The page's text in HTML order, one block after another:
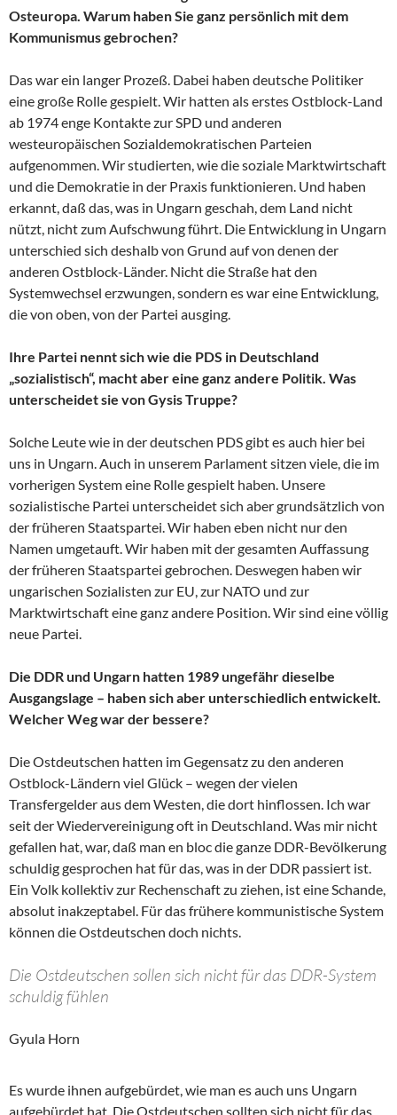
Osteuropa. Warum haben Sie ganz persönlich mit dem
Kommunismus gebrochen?
Das war ein langer Prozeß. Dabei haben deutsche Politiker
eine große Rolle gespielt. Wir hatten als erstes Ostblock-Land
ab 1974 enge Kontakte zur SPD und anderen
westeuropäischen Sozialdemokratischen Parteien
aufgenommen. Wir studierten, wie die soziale Marktwirtschaft
und die Demokratie in der Praxis funktionieren. Und haben
erkannt, daß das, was in Ungarn geschah, dem Land nicht
nützt, nicht zum Aufschwung führt. Die Entwicklung in Ungarn
unterschied sich deshalb von Grund auf von denen der
anderen Ostblock-Länder. Nicht die Straße hat den
Systemwechsel erzwungen, sondern es war eine Entwicklung,
die von oben, von der Partei ausging.
Ihre Partei nennt sich wie die PDS in Deutschland
„sozialistisch“, macht aber eine ganz andere Politik. Was
unterscheidet sie von Gysis Truppe?
Solche Leute wie in der deutschen PDS gibt es auch hier bei
uns in Ungarn. Auch in unserem Parlament sitzen viele, die im
vorherigen System eine Rolle gespielt haben. Unsere
sozialistische Partei unterscheidet sich aber grundsätzlich von
der früheren Staatspartei. Wir haben eben nicht nur den
Namen umgetauft. Wir haben mit der gesamten Auffassung
der früheren Staatspartei gebrochen. Deswegen haben wir
ungarischen Sozialisten zur EU, zur NATO und zur
Marktwirtschaft eine ganz andere Position. Wir sind eine völlig
neue Partei.
Die DDR und Ungarn hatten 1989 ungefähr dieselbe
Ausgangslage – haben sich aber unterschiedlich entwickelt.
Welcher Weg war der bessere?
Die Ostdeutschen hatten im Gegensatz zu den anderen
Ostblock-Ländern viel Glück – wegen der vielen
Transfergelder aus dem Westen, die dort hinflossen. Ich war
seit der Wiedervereinigung oft in Deutschland. Was mir nicht
gefallen hat, war, daß man en bloc die ganze DDR-Bevölkerung
schuldig gesprochen hat für das, was in der DDR passiert ist.
Ein Volk kollektiv zur Rechenschaft zu ziehen, ist eine Schande,
absolut inakzeptabel. Für das frühere kommunistische System
können die Ostdeutschen doch nichts.
Die Ostdeutschen sollen sich nicht für das DDR-System
schuldig fühlen
Gyula Horn
Es wurde ihnen aufgebürdet, wie man es auch uns Ungarn
aufgebürdet hat. Die Ostdeutschen sollten sich nicht für das